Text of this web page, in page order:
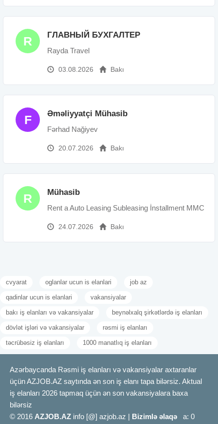
R ГЛАВНЫЙ БУХГАЛТЕР
Rayda Travel
03.08.2026 Bakı
F Əməliyyatçi Mühasib
Fərhad Nağiyev
20.07.2026 Bakı
R Mühasib
Rent a Auto Leasing Subleasing İnstallment MMC
24.07.2026 Bakı
cvyarat oglanlar ucun is elanlari job az
qadinlar ucun is elanlari vakansiyalar
bakı iş elanları və vakansiyalar beynəlxalq şirkətlərdə iş elanları
dövlət işləri və vakansiyalar rəsmi iş elanları
təcrübəsiz iş elanları 1000 manatlıq iş elanları
Azərbaycanda Rəsmi iş elanları və vakansiyalar axtaranlar
üçün AZJOB.AZ saytında ən son iş elanı tapa bilərsiz. Aktual
iş elanları 2026 tapmaq üçün ən son vakansiyalara baxa
bilərsiz
© 2016 AZJOB.AZ info [@] azjob.az | Bizimlə əlaqə a: 0